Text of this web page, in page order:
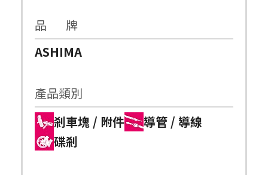
品 牌
ASHIMA
產品類別
剎車塊 / 附件
導管 / 導線
碟剎